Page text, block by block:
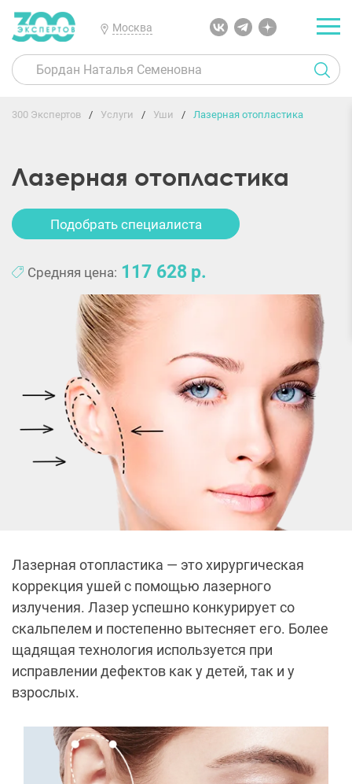
Москва
300 Экспертов Услуги Уши Лазерная отопластика
Лазерная отопластика
Подобрать специалиста
Средняя цена: 117 628
Лазерная отопластика — это хирургическая
коррекция ушей с помощью лазерного
излучения. Лазер успешно конкурирует со
скальпелем и постепенно вытесняет его. Более
щадящая технология используется при
исправлении дефектов как у детей, так и у
взрослых.